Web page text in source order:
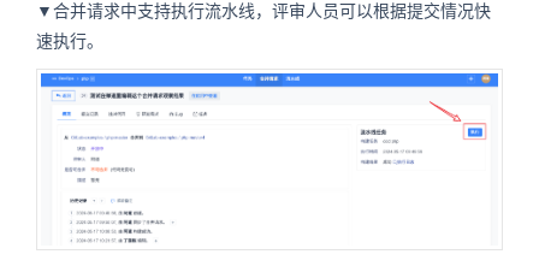
▼合并请求中支持执行流水线，评审人员可以根据提交情况快
速执行。